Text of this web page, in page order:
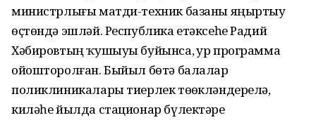
министрлығы матди-техник базаны яңыртыу
өҫтөндә эшләй. Республика етәксеһе Радий
Хәбировтың ҡушыуы буйынса, ҙур программа
ойошторолған. Быйыл бөтә балалар
поликлиникалары тиерлек төҙөкләндерелә,
киләһе йылда стационар бүлектәрҙе